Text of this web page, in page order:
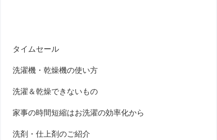
タイムセール
洗濯機・乾燥機の使い方
洗濯＆乾燥できないもの
家事の時間短縮はお洗濯の効率化から
洗剤・仕上剤のご紹介